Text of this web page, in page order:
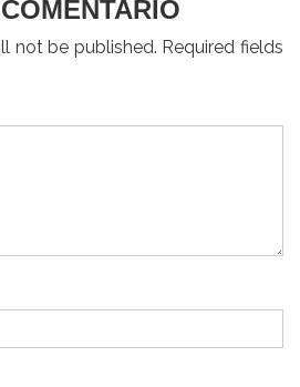
not be published. Required fields